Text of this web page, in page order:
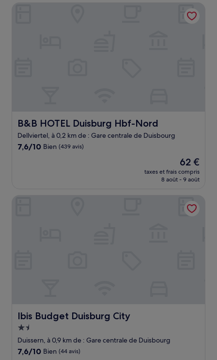
de
84 €
B&B HOTEL Duisburg Hbf-Nord
B&B HOTEL Duisburg Hbf-Nord
Dellviertel, à 0,2 km de : Gare centrale de Duisbourg
7.6
7,6/10 Bien (439 avis)
Le
nouveau
prix
de
62 €
62 €
taxes et frais compris
8 août - 9 août
Ibis Budget Duisburg City
Ibis Budget Duisburg City
Hébergement
1.5 étoile
Duissern, à 0,9 km de : Gare centrale de Duisbourg
7.6
7,6/10 Bien (44 avis)